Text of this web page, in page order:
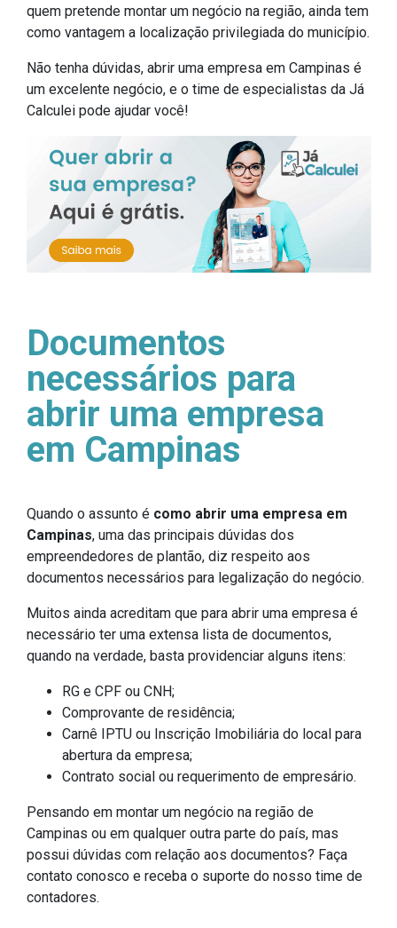
quem pretende montar um negócio na região, ainda tem
como vantagem a localização privilegiada do município.
Não tenha dúvidas, abrir uma empresa em Campinas é
um excelente negócio, e o time de especialistas da Já
Calculei pode ajudar você!
Documentos
necessários para
abrir uma empresa
em Campinas
Quando o assunto é como abrir uma empresa em
Campinas, uma das principais dúvidas dos
empreendedores de plantão, diz respeito aos
documentos necessários para legalização do negócio.
Muitos ainda acreditam que para abrir uma empresa é
necessário ter uma extensa lista de documentos,
quando na verdade, basta providenciar alguns itens:
RG e CPF ou CNH;
Comprovante de residência;
Carnê IPTU ou Inscrição Imobiliária do local para
abertura da empresa;
Contrato social ou requerimento de empresário.
Pensando em montar um negócio na região de
Campinas ou em qualquer outra parte do país, mas
possui dúvidas com relação aos documentos? Faça
contato conosco e receba o suporte do nosso time de
contadores.